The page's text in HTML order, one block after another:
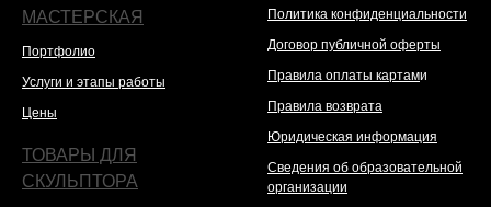
МАСТЕРСКАЯ
Портфолио
Услуги и этапы работы
Цены
ТОВАРЫ ДЛЯ
СКУЛЬПТОРА
Политика конфиденциальности
Договор публичной оферты
Правила оплаты картами
Правила возврата
Юридическая информация
Сведения об образовательной
организации